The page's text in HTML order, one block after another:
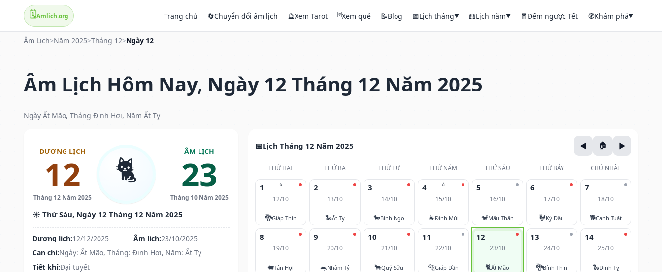
🗓️Amlich.org Trang chủ 🔄Chuyển đổi âm lịch 🔮Xem Tarot 🃏Xem quẻ 📝Blog 📅Lịch tháng▼ 📖Lịch năm▼ 🧧Đếm ngược Tết 🧭Khám phá▼
Âm Lịch>Năm 2025>Tháng 12>Ngày 12
Âm Lịch Hôm Nay, Ngày 12 Tháng 12 Năm 2025
Ngày Ất Mão, Tháng Đinh Hợi, Năm Ất Tỵ
DƯƠNG LỊCH
12
Tháng 12 Năm 2025
🐈 ÂM LỊCH
23
Tháng 10 Năm 2025
☀️ Thứ Sáu, Ngày 12 Tháng 12 Năm 2025
Dương lịch:12/12/2025 Âm lịch:23/10/2025
Can chi:Ngày: Ất Mão, Tháng: Đinh Hợi, Năm: Ất Tỵ
Tiết khí:Đại tuyết
Lịch Tháng 12 Năm 2025
THỨ HAI THỨ BA THỨ TƯ THỨ NĂM THỨ SÁU THỨ BẢY
CHỦ NHẬT
⭐
1
12/10
🐉Giáp Thìn
2
13/10
🐍Ất Tỵ
3
14/10
🐎Bính Ngọ
⭐
4
15/10
🐐Đinh Mùi
5
16/10
🐒Mậu Thân
6
17/10
🐓Kỷ Dậu
7
18/10
🐕Canh Tuất
8
19/10
🐖Tân Hợi
9
20/10
🐀Nhâm Tý
10
21/10
🐂Quý Sửu
11
22/10
🐅Giáp Dần
12
23/10
🐈Ất Mão
13
24/10
🐉Bính Thìn
14
25/10
🐍Đinh Tỵ